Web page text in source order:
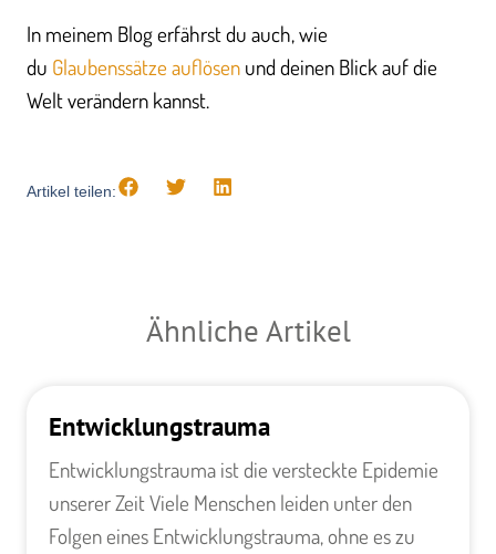
In meinem Blog erfährst du auch, wie
du Glaubenssätze auflösen und deinen Blick auf die
Welt verändern kannst.
Artikel teilen:
Ähnliche Artikel
Entwicklungstrauma
Entwicklungstrauma ​ist die versteckte Epidemie
unserer Zeit Viele Menschen leiden unter den
Folgen eines Entwicklungstrauma, ohne es zu